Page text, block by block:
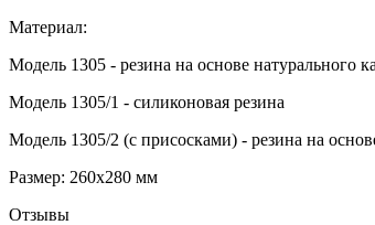
Материал:
Модель 1305 - резина на основе натурального
Модель 1305/1 - силиконовая резина
Модель 1305/2 (с присосками) - резина на
Размер: 260х280 мм
Отзывы